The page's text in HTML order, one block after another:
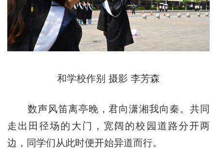
和学校作别 摄影 李芳森
数声风笛离亭晚，君向潇湘我向秦。共同
走出田径场的大门，宽阔的校园道路分开两
边，同学们从此时便开始异道而行。